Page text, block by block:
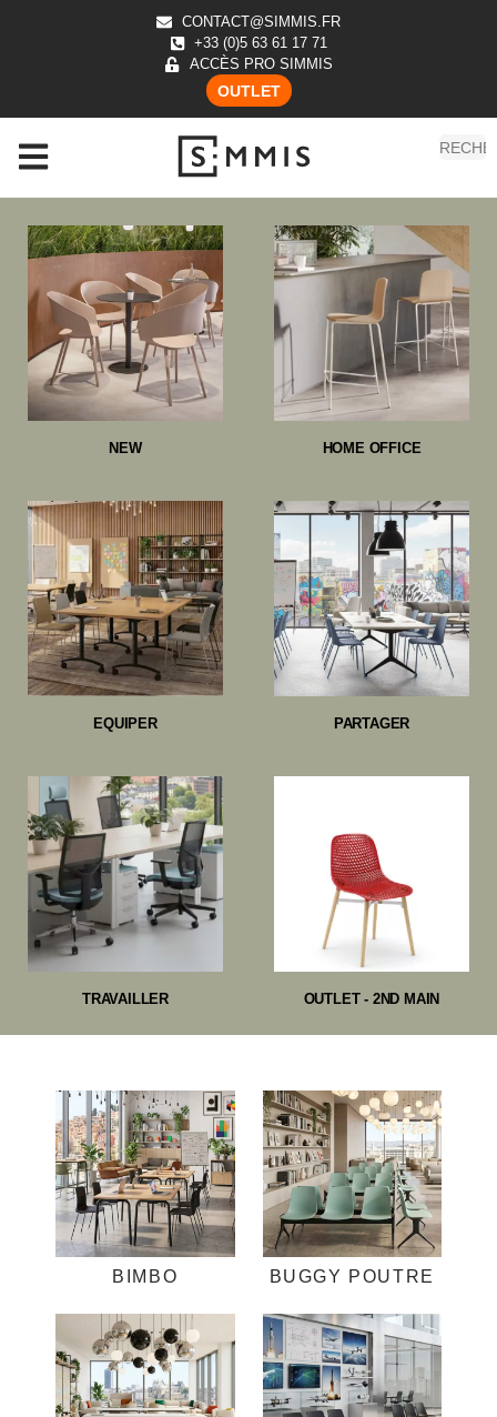
CONTACT@SIMMIS.FR
+33 (0)5 63 61 17 71
ACCÈS PRO SIMMIS
OUTLET
NEW HOME OFFICE
EQUIPER PARTAGER
TRAVAILLER OUTLET - 2ND MAIN
BIMBO BUGGY POUTRE